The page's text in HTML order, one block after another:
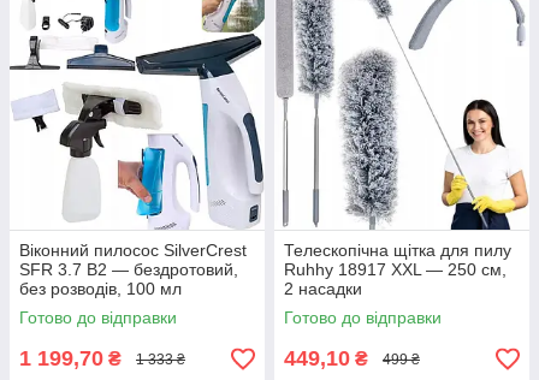
Віконний пилосос SilverCrest
SFR 3.7 B2 — бездротовий,
без розводів, 100 мл
Готово до відправки
1 199,70 ₴ 1 333 ₴
Телескопічна щітка для пилу
Ruhhy 18917 XXL — 250 см,
2 насадки
Готово до відправки
449,10 ₴ 499 ₴